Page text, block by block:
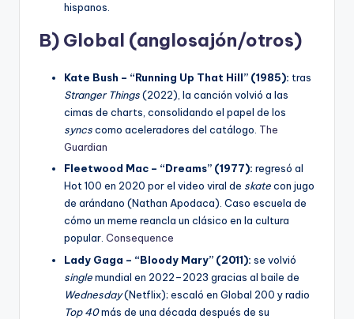
hispanos.
B) Global (anglosajón/otros)
Kate Bush – “Running Up That Hill” (1985): tras
Stranger Things(2022), la canción volvió a las
cimas de charts, consolidando el papel de los
syncscomo aceleradores del catálogo. The
Guardian
Fleetwood Mac – “Dreams” (1977): regresó al
Hot 100 en 2020 por el video viral de skatecon jugo
de arándano (Nathan Apodaca). Caso escuela de
cómo un meme reancla un clásico en la cultura
popular. Consequence
Lady Gaga – “Bloody Mary” (2011): se volvió
singlemundial en 2022–2023 gracias al baile de
Wednesday(Netflix); escaló en Global 200 y radio
Top 40más de una década después de su